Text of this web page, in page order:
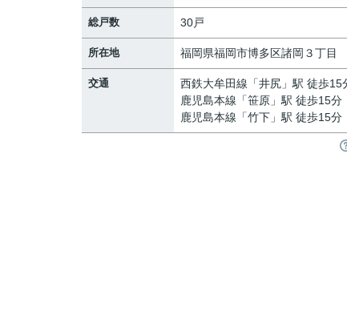
総戸数 30戸
所在地 福岡県福岡市博多区諸岡 ３丁目
交通 西鉄大牟田線 「井尻 」駅 徒歩15
鹿児島本線 「笹原 」駅 徒歩15分
鹿児島本線 「竹下 」駅 徒歩15分